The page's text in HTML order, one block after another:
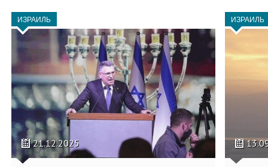
ИЗРАИЛЬ
21.12.2025
ИЗРАИЛЬ